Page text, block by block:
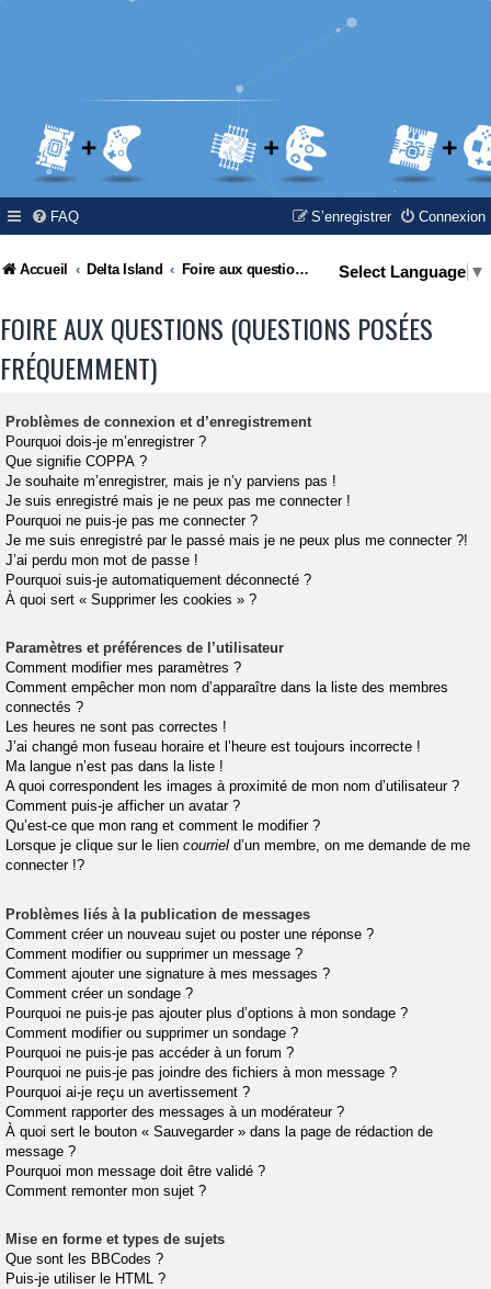
FAQ Connexion
S’enregistrer
Accueil Delta Island Foire aux questions (Questions posées fréquemment) Select Language ▼
FOIRE AUX QUESTIONS (QUESTIONS POSÉES
FRÉQUEMMENT)
Problèmes de connexion et d’enregistrement
Pourquoi dois-je m’enregistrer ?
Que signifie COPPA ?
Je souhaite m’enregistrer, mais je n’y parviens pas !
Je suis enregistré mais je ne peux pas me connecter !
Pourquoi ne puis-je pas me connecter ?
Je me suis enregistré par le passé mais je ne peux plus me connecter ?!
J’ai perdu mon mot de passe !
Pourquoi suis-je automatiquement déconnecté ?
À quoi sert « Supprimer les cookies » ?
Paramètres et préférences de l’utilisateur
Comment modifier mes paramètres ?
Comment empêcher mon nom d’apparaître dans la liste des membres
connectés ?
Les heures ne sont pas correctes !
J’ai changé mon fuseau horaire et l’heure est toujours incorrecte !
Ma langue n’est pas dans la liste !
A quoi correspondent les images à proximité de mon nom d’utilisateur ?
Comment puis-je afficher un avatar ?
Qu’est-ce que mon rang et comment le modifier ?
Lorsque je clique sur le lien courriel d’un membre, on me demande de me
connecter !?
Problèmes liés à la publication de messages
Comment créer un nouveau sujet ou poster une réponse ?
Comment modifier ou supprimer un message ?
Comment ajouter une signature à mes messages ?
Comment créer un sondage ?
Pourquoi ne puis-je pas ajouter plus d’options à mon sondage ?
Comment modifier ou supprimer un sondage ?
Pourquoi ne puis-je pas accéder à un forum ?
Pourquoi ne puis-je pas joindre des fichiers à mon message ?
Pourquoi ai-je reçu un avertissement ?
Comment rapporter des messages à un modérateur ?
À quoi sert le bouton « Sauvegarder » dans la page de rédaction de
message ?
Pourquoi mon message doit être validé ?
Comment remonter mon sujet ?
Mise en forme et types de sujets
Que sont les BBCodes ?
Puis-je utiliser le HTML ?